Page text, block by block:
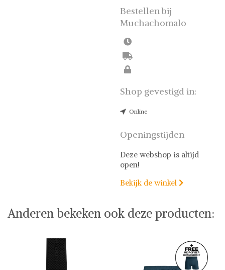
Bestellen bij
Muchachomalo
Shop gevestigd in:
Online
Openingstijden
Deze webshop is altijd
open!
Bekijk de winkel 
Anderen bekeken ook deze producten: